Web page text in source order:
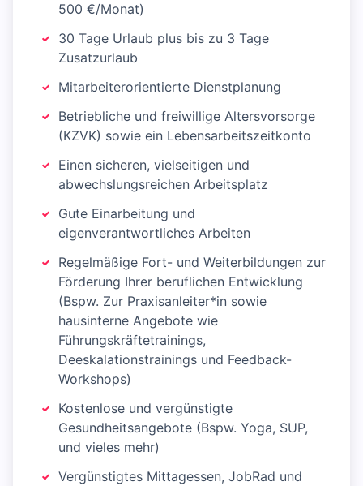
500 €/Monat)
30 Tage Urlaub plus bis zu 3 Tage
Zusatzurlaub
Mitarbeiterorientierte Dienstplanung
Betriebliche und freiwillige Altersvorsorge
(KZVK) sowie ein Lebensarbeitszeitkonto
Einen sicheren, vielseitigen und
abwechslungsreichen Arbeitsplatz
Gute Einarbeitung und
eigenverantwortliches Arbeiten
Regelmäßige Fort- und Weiterbildungen zur
Förderung Ihrer beruflichen Entwicklung
(Bspw. Zur Praxisanleiter*in sowie
hausinterne Angebote wie
Führungskräftetrainings,
Deeskalationstrainings und Feedback-
Workshops)
Kostenlose und vergünstigte
Gesundheitsangebote (Bspw. Yoga, SUP,
und vieles mehr)
Vergünstigtes Mittagessen, JobRad und